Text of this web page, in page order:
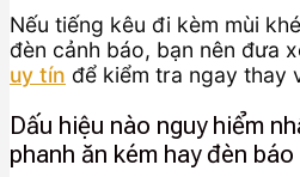
Nếu tiếng kêu đi kèm mùi
đèn cảnh báo, bạn nên đưa
uy tín để kiểm tra ngay thay
Dấu hiệu nào nguy hiểm
phanh ăn kém hay đèn báo